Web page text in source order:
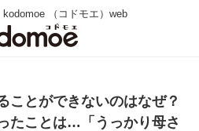
（コドモエ）web
ことができないのはなぜ？
たことは…「うっかり母さ